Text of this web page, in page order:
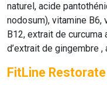
naturel, acide
nodosum), vitamine B6,
B12, extrait de
d’extrait de gingembre
FitLine